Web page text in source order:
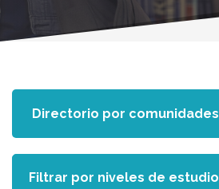
Filtrar por niveles de estudio